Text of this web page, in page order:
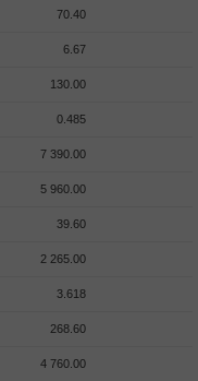
70.40
6.67
130.00
0.485
7 390.00
5 960.00
39.60
2 265.00
3.618
268.60
4 760.00